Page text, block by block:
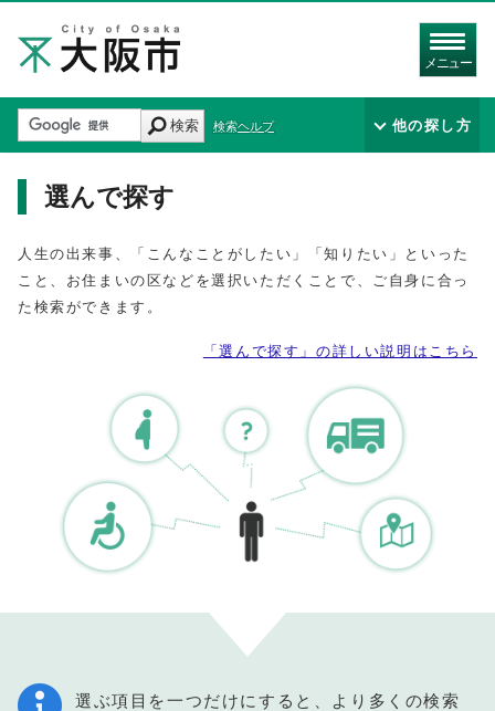
メニュー
検索 検索ヘルプ 他の探し方
選んで探す
人生の出来事、「こんなことがしたい」「知りたい」といった
こと、お住まいの区などを選択いただくことで、ご自身に合っ
た検索ができます。
「選んで探す」の詳しい説明はこちら
選ぶ項目を一つだけにすると、より多くの検索